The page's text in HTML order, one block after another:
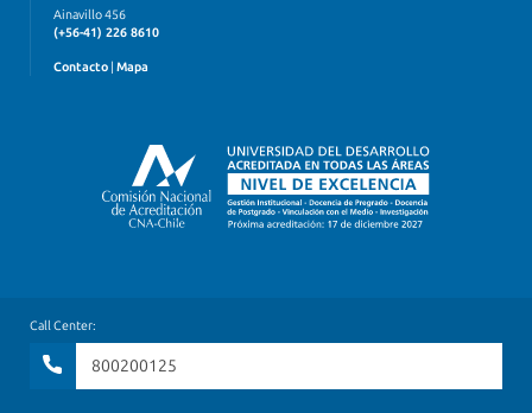
Ainavillo 456
(+56-41) 226 8610
Contacto | Mapa
Call Center:
800200125